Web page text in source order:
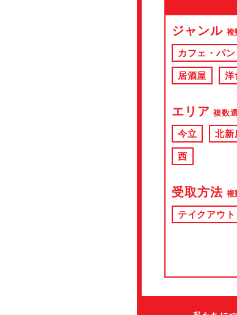
ジャンル 複
カフェ・パ
居酒屋 洋
エリア 複数
今立 北新
西
受取方法 複
テイクアウト